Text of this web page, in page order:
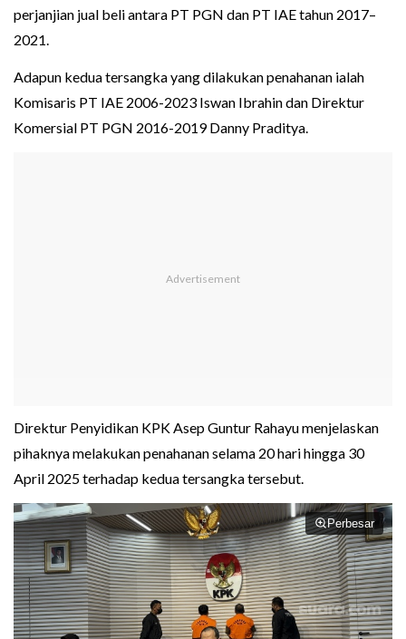
perjanjian jual beli antara PT PGN dan PT IAE tahun 2017–
2021.
Adapun kedua tersangka yang dilakukan penahanan ialah
Komisaris PT IAE 2006-2023 Iswan Ibrahin dan Direktur
Komersial PT PGN 2016-2019 Danny Praditya.
Direktur Penyidikan KPK Asep Guntur Rahayu menjelaskan
pihaknya melakukan penahanan selama 20 hari hingga 30
April 2025 terhadap kedua tersangka tersebut.
Perbesar